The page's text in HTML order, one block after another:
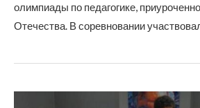
олимпиады по педагогике,
Отечества. В соревновании